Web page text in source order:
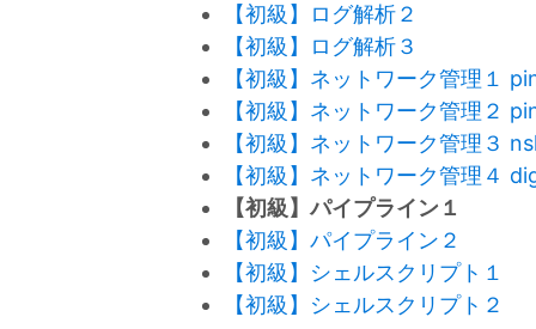
【初級】ログ解析２
【初級】ログ解析３
【初級】ネットワーク管理１
【初級】ネットワーク管理２
【初級】ネットワーク管理３
【初級】ネットワーク管理４
【初級】パイプライン１
【初級】パイプライン２
【初級】シェルスクリプト１
【初級】シェルスクリプト２